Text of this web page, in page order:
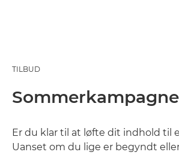
TILBUD
Sommerkampagne
Er du klar til at løfte dit indhold til
Uanset om du lige er begyndt